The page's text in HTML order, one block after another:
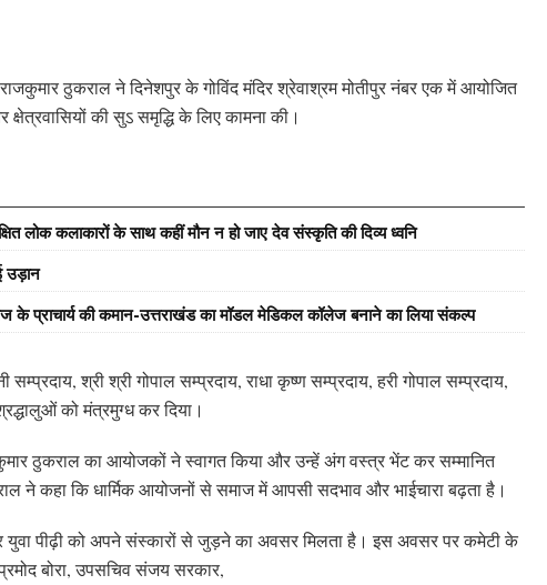
राजकुमार ठुकराल ने दिनेशपुर के गोविंद मंदिर श्रेवाश्रम मोतीपुर नंबर एक में आयोजित
की सुऽ समृद्धि के लिए कामना की।
लोक कलाकारों के साथ कहीं मौन न हो जाए देव संस्कृति की दिव्य ध्वनि
उड़ान
के प्राचार्य की कमान-उत्तराखंड का मॉडल मेडिकल कॉलेज बनाने का लिया संकल्प
सम्प्रदाय, श्री श्री गोपाल सम्प्रदाय, राधा कृष्ण सम्प्रदाय, हरी गोपाल सम्प्रदाय,
को मंत्रमुग्ध कर दिया।
ठुकराल का आयोजकों ने स्वागत किया और उन्हें अंग वस्त्र भेंट कर सम्मानित
ने कहा कि धार्मिक आयोजनों से समाज में आपसी सदभाव और भाईचारा बढ़ता है।
युवा पीढ़ी को अपने संस्कारों से जुड़ने का अवसर मिलता है। इस अवसर पर कमेटी के
बोरा, उपसचिव संजय सरकार,